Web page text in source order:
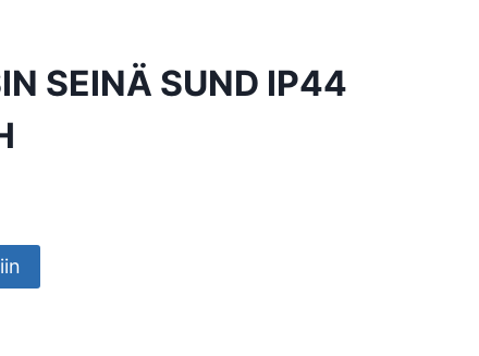
SEINÄ SUND IP44